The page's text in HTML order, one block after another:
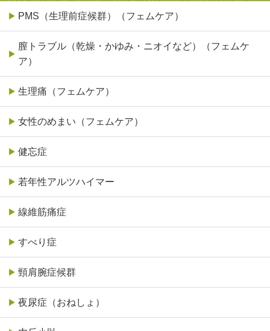
PMS（生理前症候群）（フェムケア）
膣トラブル（乾燥・かゆみ・ニオイなど）（フェムケ
ア）
生理痛（フェムケア）
女性のめまい（フェムケア）
健忘症
若年性アルツハイマー
線維筋痛症
すべり症
頸肩腕症候群
夜尿症（おねしょ）